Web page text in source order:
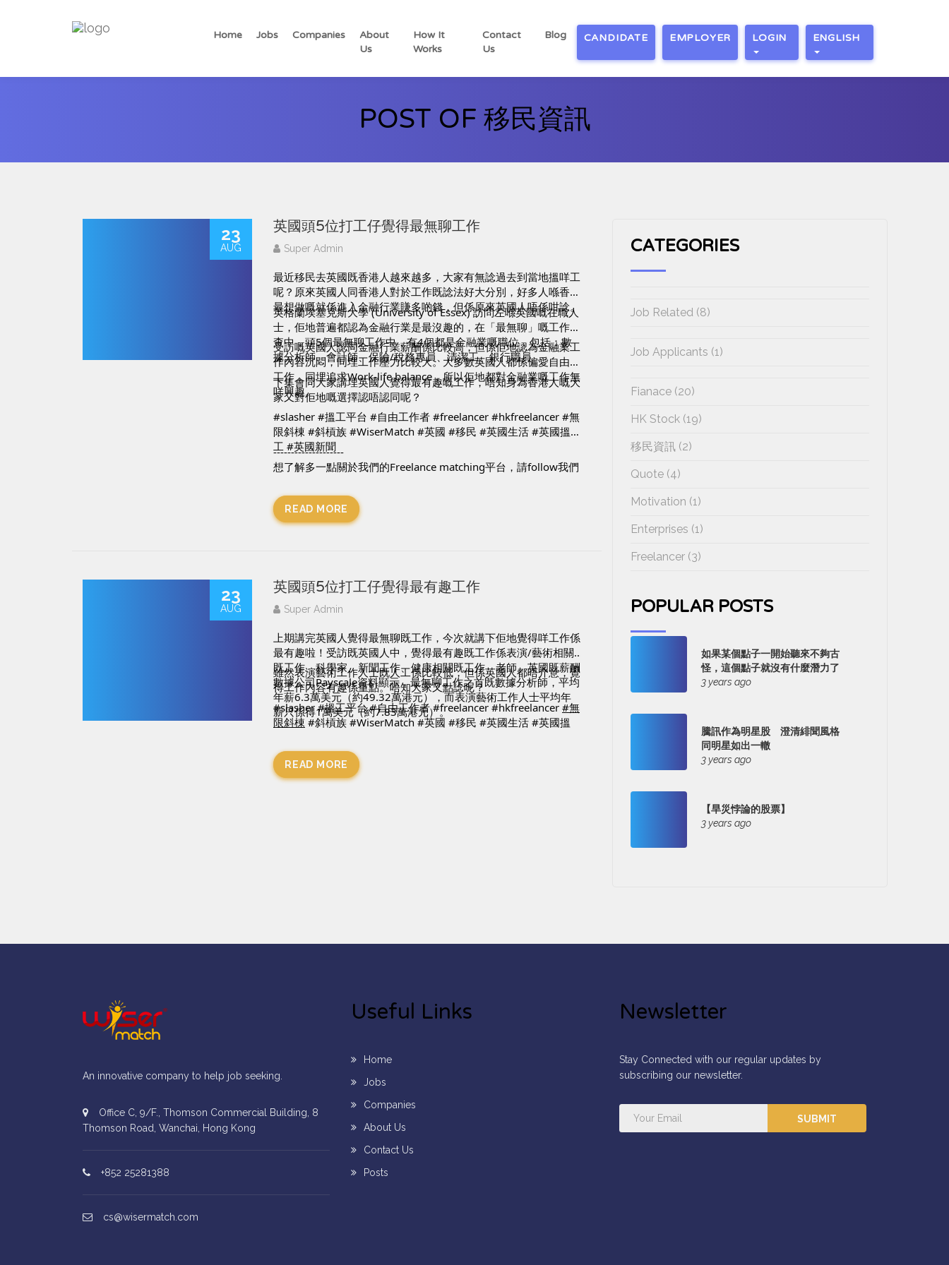
Home Jobs Companies
About
Us
How It
Works
Contact
Us
Blog CANDIDATE EMPLOYER LOGIN ENGLISH
POST OF 移民資訊
23
AUG
英國頭5位打工仔覺得最無聊工作
Super Admin
最近移民去英國既香港人越來越多，大家有無諗過去到當地搵咩工
呢？原來英國人同香港人對於工作既諗法好大分別，好多人喺香港
最想做嘅就係進入金融行業賺多啲錢，但係原來英國人唔係咁諗。
英格蘭埃塞克斯大學 (University of Essex) 訪問左喺英國嘅在職人
士，佢地普遍都認為金融行業是最沒趣的，在「最無聊」嘅工作調
查中，頭5個最無聊工作中，有4個都是金融業嘅職位，包括：數
據分析師、會計師、保險/稅務專員、清潔工、銀行職員。
受訪嘅英國人認同金融行業薪酬係比較高，但係佢地認為金融業工
作內容沉悶，同埋工作壓力比較大。大多數英國人都係偏愛自由嘅
工作，同埋追求Work-life balance，所以佢地都對金融業嘅工作無
咩興趣。
下集會同大家講埋英國人覺得最有趣嘅工作，唔知身為香港人嘅大
家又對佢地嘅選擇認唔認同呢？
#slasher #搵工平台 #自由工作者 #freelancer #hkfreelancer #無
限斜棟 #斜槓族 #WiserMatch #英國 #移民 #英國生活 #英國搵
工 #英國新聞
--------------------
想了解多一點關於我們的Freelance matching平台，請follow我們
IG: https://www.instagram.com/wisermatch/
WiserMatch是一個Freelance matching平台，立即登記成為Wise
READ MORE
23
AUG
英國頭5位打工仔覺得最有趣工作
Super Admin
上期講完英國人覺得最無聊既工作，今次就講下佢地覺得咩工作係
最有趣啦！受訪既英國人中，覺得最有趣既工作係表演/藝術相關
既工作、科學家、新聞工作、健康相關既工作、老師。英國既薪酬
數據公司Payscale資料顯示，最無聊工作之首既數據分析師，平均
年薪6.3萬美元（約49.32萬港元），而表演藝術工作人士平均年
薪只係得1萬美元（約7.83萬港元）。
雖然表演藝術工作人士既人工係比較低，但係英國人都唔介意，覺
得工作內容有趣係重點。唔知大家又點諗呢？
#slasher #搵工平台 #自由工作者 #freelancer #hkfreelancer #無
限斜棟 #斜槓族 #WiserMatch #英國 #移民 #英國生活 #英國搵
--------------------
想了解多一點關於我們的Freelance matching平台，請follow我們
Facebook: https://www.facebook.com/WiserMatch/
READ MORE
CATEGORIES
Job Related (8)
Job Applicants (1)
Fianace (20)
HK Stock (19)
移民資訊 (2)
Quote (4)
Motivation (1)
Enterprises (1)
Freelancer (3)
POPULAR POSTS
如果某個點子一開始聽來不夠古
怪，這個點子就沒有什麼潛力了
3 years ago
騰訊作為明星股 澄清緋聞風格
同明星如出一轍
3 years ago
【旱災悖論的股票】
3 years ago
An innovative company to help job seeking.
Office C, 9/F., Thomson Commercial Building, 8
Thomson Road, Wanchai, Hong Kong
+852 25281388
cs@wisermatch.com
Useful Links
Home
Jobs
Companies
About Us
Contact Us
Posts
Newsletter
Stay Connected with our regular updates by
subscribing our newsletter.
SUBMIT